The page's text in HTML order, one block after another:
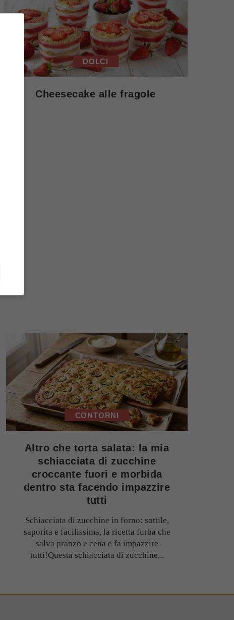
DOLCI
Cheesecake alle fragole
CONTORNI
Altro che torta salata: la mia
schiacciata di zucchine
croccante fuori e morbida
dentro sta facendo impazzire
tutti
Schiacciata di zucchine in forno: sottile,
saporita e facilissima, la ricetta furba che
salva pranzo e cena e fa impazzire
tutti!Questa schiacciata di zucchine...